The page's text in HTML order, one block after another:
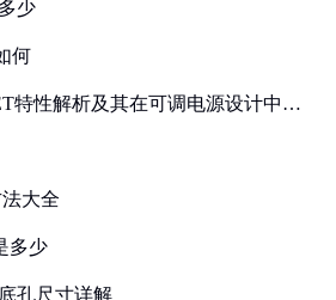
少
何
特性解析及其在可调电源设计中的
大全
多少
孔尺寸详解